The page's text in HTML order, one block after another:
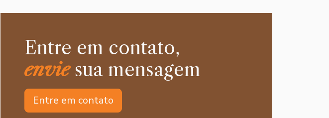
Entre em contato,
enviesua mensagem
Entre em contato